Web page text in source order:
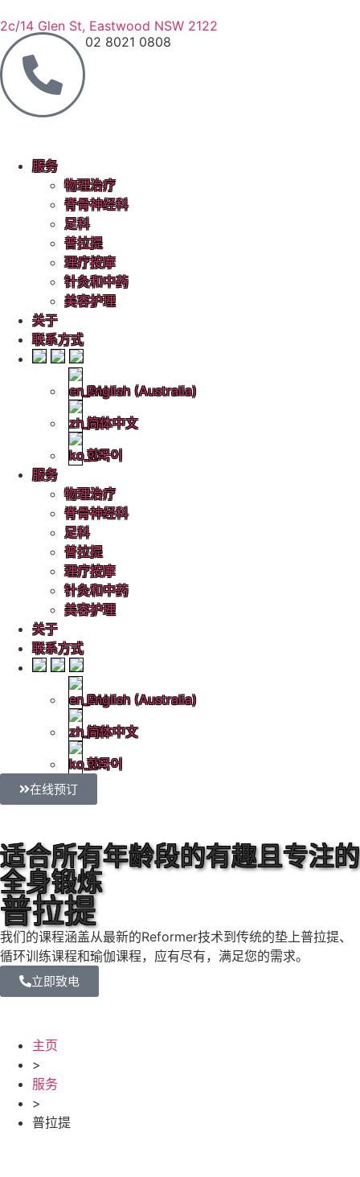
2c/14 Glen St, Eastwood NSW 2122
02 8021 0808
服务
物理治疗
脊骨神经科
足科
普拉提
理疗按摩
针灸和中药
美容护理
关于
联系方式
English (Australia)
简体中文
한국어
服务
物理治疗
脊骨神经科
足科
普拉提
理疗按摩
针灸和中药
美容护理
关于
联系方式
English (Australia)
简体中文
한국어
在线预订
适合所有年龄段的有趣且专注的
全身锻炼
普拉提
我们的课程涵盖从最新的Reformer技术到传统的垫上普拉提、
循环训练课程和瑜伽课程，应有尽有，满足您的需求。
立即致电
主页
>
服务
>
普拉提